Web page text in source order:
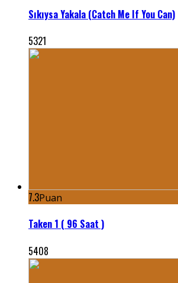
Sıkıysa Yakala (Catch Me If You Can)
5321
7.3Puan
Taken 1 ( 96 Saat )
5408